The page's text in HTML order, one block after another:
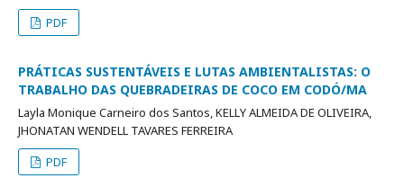
PDF
PRÁTICAS SUSTENTÁVEIS E LUTAS AMBIENTALISTAS: O
TRABALHO DAS QUEBRADEIRAS DE COCO EM CODÓ/MA
Layla Monique Carneiro dos Santos, KELLY ALMEIDA DE OLIVEIRA,
JHONATAN WENDELL TAVARES FERREIRA
PDF